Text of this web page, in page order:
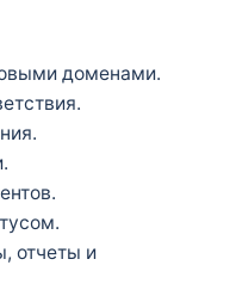
доменами.
отчеты и